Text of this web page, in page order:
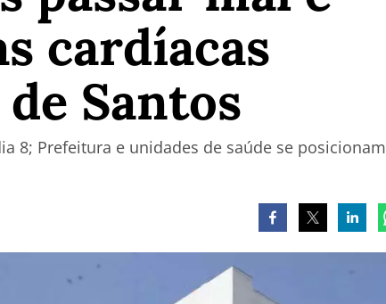
cardíacas
Santos
8; Prefeitura e unidades de saúde se posicionam